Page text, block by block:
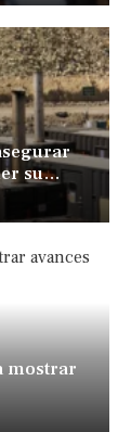
su
mostrar